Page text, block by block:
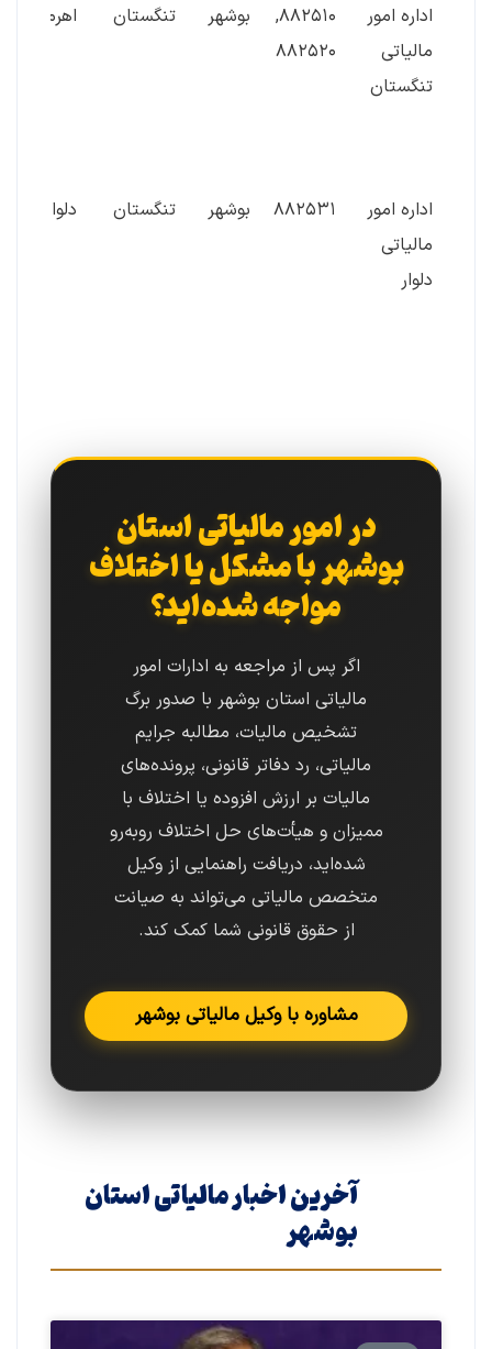
اداره امور
مالیاتی
تنگستان
۸۸۲۵۱۰,
۸۸۲۵۲۰
بوشهر تنگستان اهرم
اداره امور
مالیاتی
دلوار
۸۸۲۵۳۱ بوشهر تنگستان دلوار
در امور مالیاتی استان
بوشهر با مشکل یا اختلاف
مواجه شده‌اید؟
اگر پس از مراجعه به ادارات امور
مالیاتی استان بوشهر با صدور برگ
تشخیص مالیات، مطالبه جرایم
مالیاتی، رد دفاتر قانونی، پرونده‌های
مالیات بر ارزش افزوده یا اختلاف با
ممیزان و هیأت‌های حل اختلاف روبه‌رو
شده‌اید، دریافت راهنمایی از وکیل
متخصص مالیاتی می‌تواند به صیانت
از حقوق قانونی شما کمک کند.
مشاوره با وکیل مالیاتی بوشهر
آخرین اخبار مالیاتی استان
بوشهر